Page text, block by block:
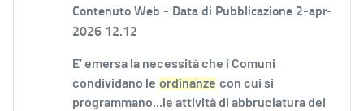
Contenuto Web - Data di Pubblicazione 2-apr-
2026 12.12
E’ emersa la necessità che i Comuni
condividano le ordinanze con cui si
programmano...le attività di abbruciatura dei